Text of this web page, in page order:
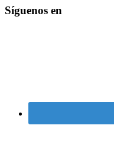
Síguenos en